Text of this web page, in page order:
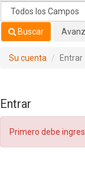
Buscar
Su cuenta Entrar
Entrar
Primero debe